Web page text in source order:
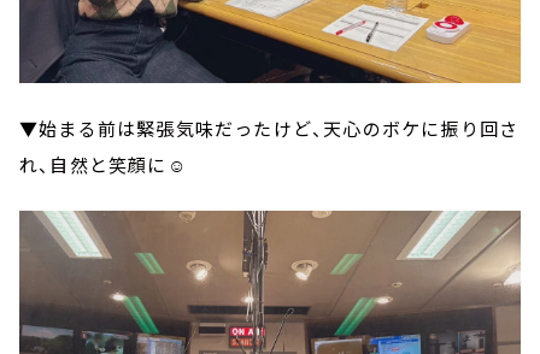
▼始まる前は緊張気味だったけど、天心のボケに振り回さ
れ、自然と笑顔に☺️